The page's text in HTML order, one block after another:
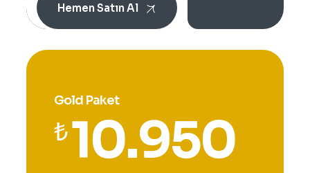
Hemen Satın Al
Gold Paket
₺10.950